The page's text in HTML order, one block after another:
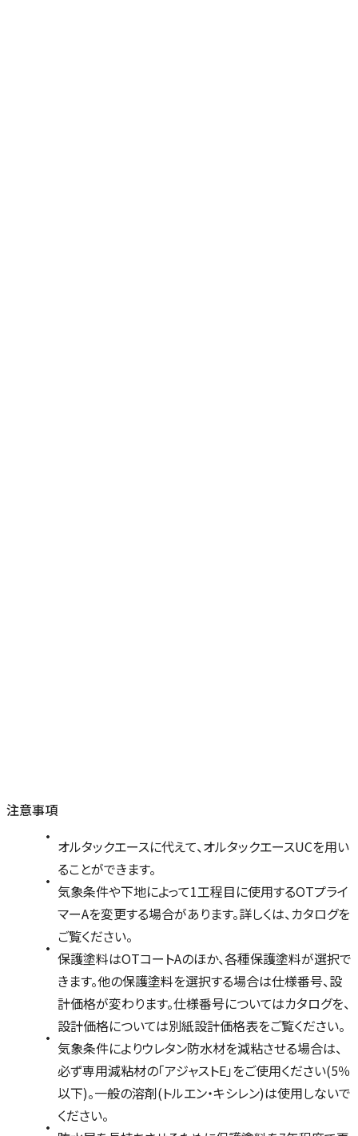
注意事項
オルタックエースに代えて、オルタックエースUCを用い
ることができます。
気象条件や下地によって1工程目に使用するOTプライ
マーAを変更する場合があります。詳しくは、カタログを
ご覧ください。
保護塗料はOTコートAのほか、各種保護塗料が選択で
きます。他の保護塗料を選択する場合は仕様番号、設
計価格が変わります。仕様番号についてはカタログを、
設計価格については別紙設計価格表をご覧ください。
気象条件によりウレタン防水材を減粘させる場合は、
必ず専用減粘材の「アジャストE」をご使用ください(5％
以下)。一般の溶剤(トルエン・キシレン)は使用しないで
ください。